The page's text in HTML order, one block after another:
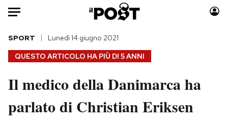
Auto
HOME
Italia
Politica
Moda
Consumismi
QUESTO ARTICOLO HA PIÙ DI 5 ANNI
SPORT Lunedì 14 giugno 2021
Il medico della Danimarca ha
parlato di Christian Eriksen